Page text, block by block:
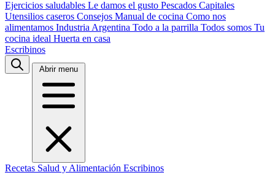
Ejercicios saludables Le damos el gusto Pescados Capitales
Utensilios caseros Consejos Manual de cocina Como nos
alimentamos Industria Argentina Todo a la parrilla Todos somos Tu
cocina ideal Huerta en casa
Escribinos
Abrir menu
Recetas Salud y Alimentación Escribinos